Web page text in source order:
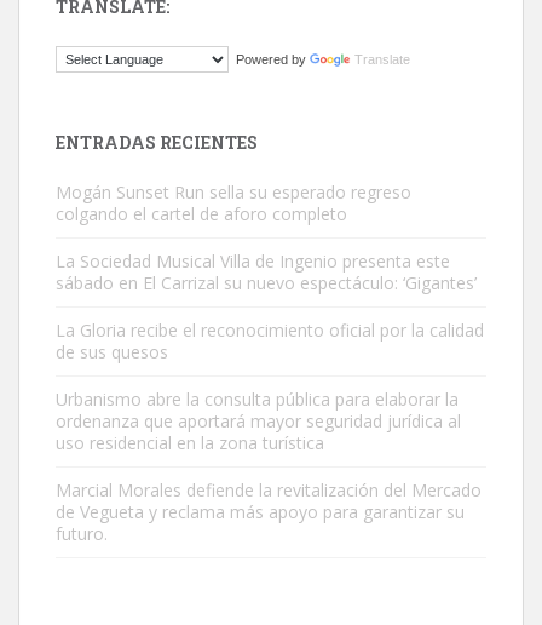
El ayuntamiento se va a llevar a Los Gatos callejeros de la zona los
Este gato macho ha aparecido en la calle hace menos de un mes,
Leales.org » Gran Canaria | 9.7.2025
TRANSLATE:
Powered by Translate
ENTRADAS RECIENTES
Mogán Sunset Run sella su esperado regreso
colgando el cartel de aforo completo
La Sociedad Musical Villa de Ingenio presenta este
sábado en El Carrizal su nuevo espectáculo: ‘Gigantes’
La Gloria recibe el reconocimiento oficial por la calidad
de sus quesos
Urbanismo abre la consulta pública para elaborar la
ordenanza que aportará mayor seguridad jurídica al
uso residencial en la zona turística
Marcial Morales defiende la revitalización del Mercado
de Vegueta y reclama más apoyo para garantizar su
futuro.